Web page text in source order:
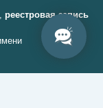
реестровая запись